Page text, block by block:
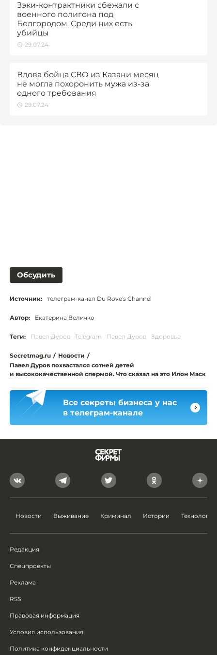
Зэки-контрактники сбежали с
военного полигона под
Белгородом. Среди них есть
убийцы
29.07.24
Вдова бойца СВО из Казани месяц
не могла похоронить мужа из-за
одного требования
29.07.24
Обсудить
Источник: телеграм-канал Du Rove's Channel
Автор: Екатерина Величко
Теги: Павел Дуров Telegram Павел Дуров Здоровье
Secretmag.ru / Новости /
Павел Дуров похвастался сотней детей
и высококачественной спермой. Что сказал на это Илон Маск
Все секреты бизнеса у нас
в телеграм-канале
Новости Выживание Криминал Истории Технологии
Редакция
Спецпроекты
Реклама
RSS
Правовая информация
Условия использования
Политика конфиденциальности